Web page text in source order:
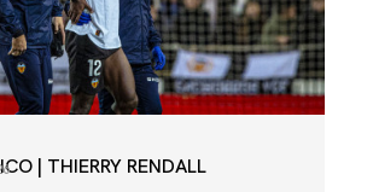
| THIERRY RENDALL